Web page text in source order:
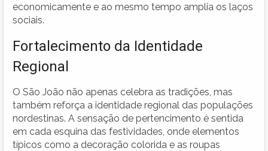
economicamente e ao mesmo tempo amplia os laços
sociais.
Fortalecimento da Identidade
Regional
O São João não apenas celebra as tradições, mas
também reforça a identidade regional das populações
nordestinas. A sensação de pertencimento é sentida
em cada esquina das festividades, onde elementos
típicos como a decoração colorida e as roupas